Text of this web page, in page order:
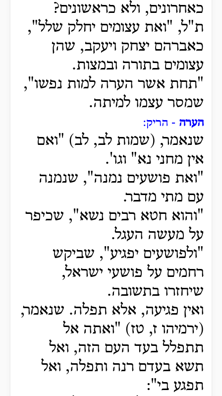
כאחרונים, ולא כראשונים?
ת"ל, "ואת עצומים יחלק שלל",
כאברהם יצחק ויעקב, שהן
עצומים בתורה ובמצות.
"תחת אשר הערה למות נפשו",
שמסר עצמו למיתה.
הערה - הריק:
שנאמר, (שמות לב, לב) "ואם
אין מחני נא" וגו'.
"ואת פושעים נמנה", שנמנה
עם מתי מדבר.
"והוא חטא רבים נשא", שכיפר
על מעשה העגל.
"ולפושעים יפגיע", שביקש
רחמים על פושעי ישראל,
שיחזרו בתשובה.
ואין פגיעה, אלא תפלה. שנאמר,
(ירמיהו ז, טז) "ואתה אל
תתפלל בעד העם הזה, ואל
תשא בעדם רנה ותפלה, ואל
תפגע בי":